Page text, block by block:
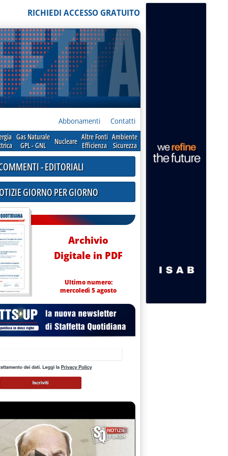
RICHIEDI ACCESSO GRATUITO
Abbonamenti Contatti
Gas Naturale
GPL - GNL
Nucleare Altre Fonti
Efficienza
Ambiente
Sicurezza
- EDITORIALI
GIORNO PER GIORNO
Archivio
Digitale in PDF
Ultimo numero:
mercoledì 5 agosto